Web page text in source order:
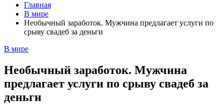
Главная
В мире
Необычный заработок. Мужчина предлагает услуги по
срыву свадеб за деньги
В мире
Необычный заработок. Мужчина
предлагает услуги по срыву свадеб за
деньги